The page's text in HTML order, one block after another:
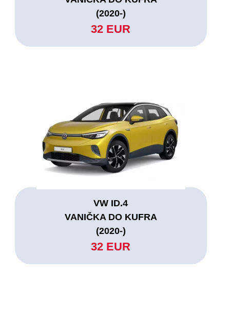
(2020-)
32 EUR
VW ID.4
VANIČKA DO KUFRA
(2020-)
32 EUR